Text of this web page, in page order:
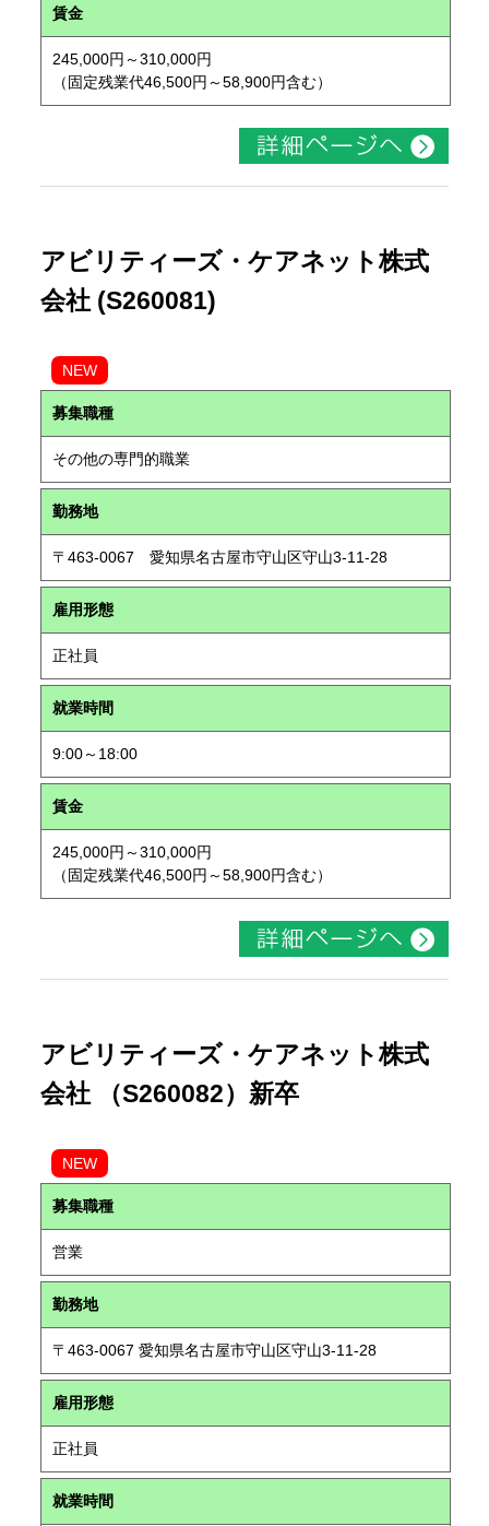
賃金
245,000円～310,000円
（固定残業代46,500円～58,900円含む）
アビリティーズ・ケアネット株式
会社 (S260081)
NEW
募集職種
その他の専門的職業
勤務地
〒463-0067 愛知県名古屋市守山区守山3-11-28
雇用形態
正社員
就業時間
9:00～18:00
賃金
245,000円～310,000円
（固定残業代46,500円～58,900円含む）
アビリティーズ・ケアネット株式
会社 （S260082）新卒
NEW
募集職種
営業
勤務地
〒463-0067 愛知県名古屋市守山区守山3-11-28
雇用形態
正社員
就業時間